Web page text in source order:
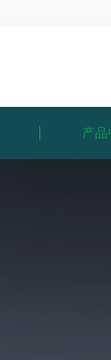
产品